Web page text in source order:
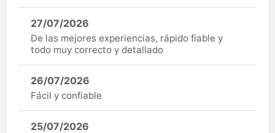
27/07/2026
De las mejores experiencias, rápido fiable y
todo muy correcto y detallado
26/07/2026
Fácil y confiable
25/07/2026